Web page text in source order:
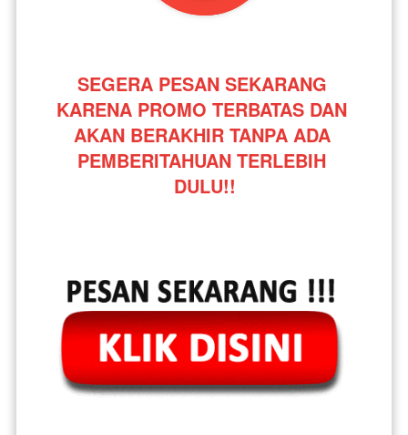
SEGERA PESAN SEKARANG
KARENA PROMO TERBATAS DAN
AKAN BERAKHIR TANPA ADA
PEMBERITAHUAN TERLEBIH
DULU!!